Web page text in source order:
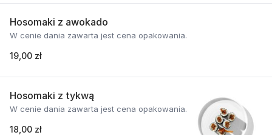
Hosomaki z awokado
W cenie dania zawarta jest cena opakowania.
19,00 zł
Hosomaki z tykwą
W cenie dania zawarta jest cena opakowania.
18,00 zł